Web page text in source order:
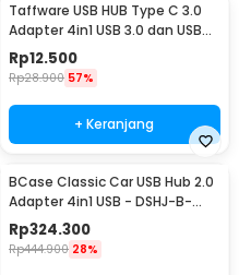
Taffware USB HUB Type C 3.0
Adapter 4in1 USB 3.0 dan USB
2.0 - C809
Rp12.500
Rp28.900 57%
+ Keranjang
BCase Classic Car USB Hub 2.0
Adapter 4in1 USB - DSHJ-B-
1903
Rp324.300
Rp444.900 28%